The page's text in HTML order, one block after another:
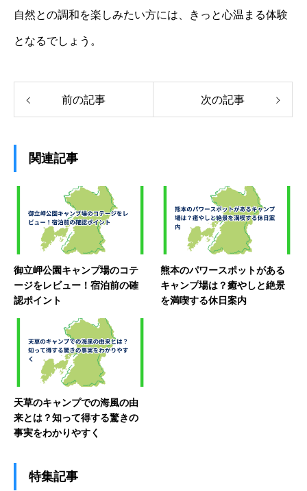
自然との調和を楽しみたい方には、きっと心温まる体験
となるでしょう。
前の記事 次の記事
関連記事
御立岬公園キャンプ場のコテ
ージをレビュー！宿泊前の確
認ポイント
熊本のパワースポットがある
キャンプ場は？癒やしと絶景
を満喫する休日案内
天草のキャンプでの海風の由
来とは？知って得する驚きの
事実をわかりやすく
特集記事